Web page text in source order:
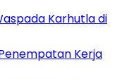
Karhutla di
Kerja